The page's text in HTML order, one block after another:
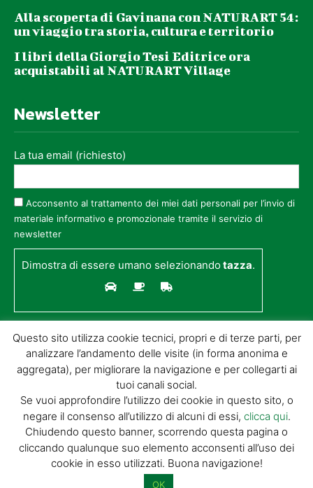
Alla scoperta di Gavinana con NATURART 54:
un viaggio tra storia, cultura e territorio
I libri della Giorgio Tesi Editrice ora
acquistabili al NATURART Village
Newsletter
La tua email (richiesto)
Acconsento al trattamento dei miei dati personali per l’invio di
materiale informativo e promozionale tramite il servizio di
newsletter
Dimostra di essere umano selezionandotazza.
© GIORGIO TESI EDITRICE S.R.L. | P.IVA
01732650476 | VIA DI BADIA 14 – 51100 LOC.
BOTTEGONE (PISTOIA) |POWERED BY
ALLYMIND
Cookie Policy
Condizioni
di vendita|Site Map
Questo sito utilizza cookie tecnici, propri e di terze parti, per
analizzare l’andamento delle visite (in forma anonima e
aggregata), per migliorare la navigazione e per collegarti ai
tuoi canali social.
Se vuoi approfondire l’utilizzo dei cookie in questo sito, o
negare il consenso all’utilizzo di alcuni di essi, clicca qui.
Chiudendo questo banner, scorrendo questa pagina o
cliccando qualunque suo elemento acconsenti all’uso dei
cookie in esso utilizzati. Buona navigazione!
OK